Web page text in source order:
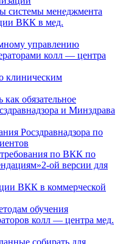
системы менеджмента
ВКК в мед.
управлению
колл — центра
клиническим
обязательное
и Минздрава
Росздравнадзора по
по ВКК по
ой версии для
ВКК в коммерческой
обучения
колл — центра мед.
собирать для